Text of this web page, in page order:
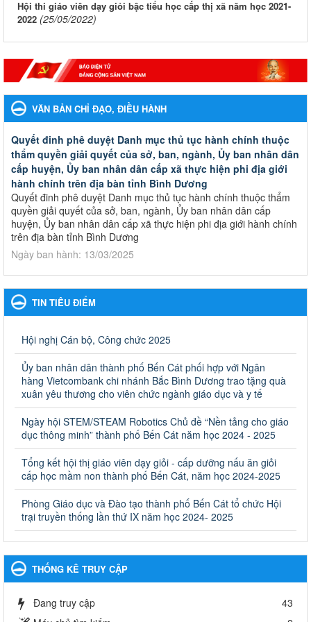
Hội thi giáo viên dạy giỏi bậc tiểu học cấp thị xã năm học 2021-
2022 (25/05/2022)
VĂN BẢN CHỈ ĐẠO, ĐIỀU HÀNH
Quyết đinh phê duyệt Danh mục thủ tục hành chính thuộc
thẩm quyền giải quyết của sở, ban, ngành, Ủy ban nhân dân
cấp huyện, Ủy ban nhân dân cấp xã thực hiện phi địa giới
hành chính trên địa bàn tỉnh Bình Dương
Quyết đinh phê duyệt Danh mục thủ tục hành chính thuộc thẩm
quyền giải quyết của sở, ban, ngành, Ủy ban nhân dân cấp
huyện, Ủy ban nhân dân cấp xã thực hiện phi địa giới hành chính
trên địa bàn tỉnh Bình Dương
Ngày ban hành: 13/03/2025
Kế hoạch Phổ biến, giáo dục pháp luật năm 2025 của ngành
Giáo dục và Đào tạo thành phố Bến Cát
Kế hoạch Phổ biến, giáo dục pháp luật năm 2025 của ngành
Ngày ban hành: 28/02/2025
Quyết định công bố thủ tục hành chính bị bãi bỏ trong lĩnh
vực giáo dục đào tạo thuộc hệ giáo dục quốc dân và cơ sở
giáo dục khác thuộc thẩm quyền giải quyết của Sở Giáo dục
và Đào tạo, Ủy ban nhân dân cấp huyện
Quyết định công bố thủ tục hành chính bị bãi bỏ trong lĩnh vực
giáo dục đào tạo thuộc hệ giáo dục quốc dân và cơ sở giáo dục
khác thuộc thẩm quyền giải quyết của Sở Giáo dục và Đào tạo,
Ủy ban nhân dân cấp huyện
Ngày ban hành: 30/09/2024
Hướng dẫn thực hiện nhiệm vụ giáo dục tiểu học năm học
2024-2025
Hướng dẫn thực hiện nhiệm vụ giáo dục tiểu học năm học 2024-
2025
Ngày ban hành: 26/09/2024
Tổ chức các hoạt động hè cho học sinh năm 2024
TIN TIÊU ĐIỂM
Hội nghị Cán bộ, Công chức 2025
Ủy ban nhân dân thành phố Bến Cát phối hợp với Ngân
hàng Vietcombank chi nhánh Bắc Bình Dương trao tặng quà
xuân yêu thương cho viên chức ngành giáo dục và y tế
Ngày hội STEM/STEAM Robotics Chủ đề “Nền tảng cho giáo
dục thông minh” thành phố Bến Cát năm học 2024 - 2025
Tổng kết hội thị giáo viên dạy giỏi - cấp dưỡng nấu ăn giỏi
cấp học mầm non thành phố Bến Cát, năm học 2024-2025
Phòng Giáo dục và Đào tạo thành phố Bến Cát tổ chức Hội
trại truyền thống lần thứ IX năm học 2024- 2025
THỐNG KÊ TRUY CẬP
Đang truy cập
43